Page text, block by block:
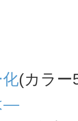
(カラー
―